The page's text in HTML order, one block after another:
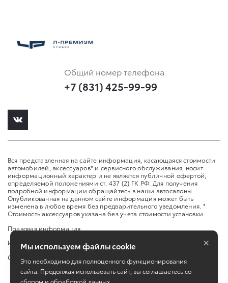
Общий номер телефона
+7 (831) 425-99-99
Вся представленная на сайте информация, касающаяся стоимости
автомобилей, аксессуаров* и сервисного обслуживания, носит
информационный характер и не является публичной офертой,
определяемой положениями ст. 437 (2) ГК РФ. Для получения
подробной информации обращайтесь в наши автосалоны.
Опубликованная на данном сайте информация может быть
изменена в любое время без предварительного уведомления. *
Стоимость аксессуаров указана без учета стоимости установки.
Правовая информация
Изменить настройку cookies
Сбросить cookie
Мы используем файлы cookie
Это необходимо для полноценного функционирования
сайта. Продолжая использовать сайт, вы соглашаетесь со
сбором и обработкой данных.
×